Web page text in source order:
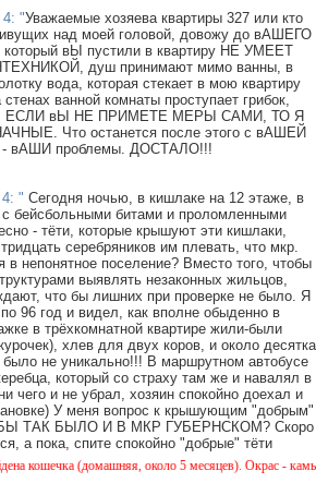
"Уважаемые хозяева квартиры 327 или кто
над моей головой, довожу до вАШЕГО
который вЫ пустили в квартиру НЕ УМЕЕТ
душ принимают мимо ванны, в
вода, которая стекает в мою квартиру
ванной комнаты проступает грибок,
ЕСЛИ вЫ НЕ ПРИМЕТЕ МЕРЫ САМИ, ТО Я
Что останется после этого с вАШЕЙ
- вАШИ проблемы. ДОСТАЛО!!!
" Сегодня ночью, в кишлаке на 12 этаже, в
бейсбольными битами и проломленными
- тёти, которые крышуют эти кишлаки,
серебряников им плевать, что мкр.
в непонятное поселение? Вместо того, чтобы
выявлять незаконных жильцов,
что бы лишних при проверке не было. Я
96 год и видел, как вполне обыденно в
в трёхкомнатной квартире жили-были
хлев для двух коров, и около десятка
не уникально!!! В маршрутном автобусе
который со страху там же и навалял в
чего и не убрал, хозяин спокойно доехал и
У меня вопрос к крышующим "добрым"
ТАК БЫЛО И В МКР ГУБЕРНСКОМ? Скоро
а пока, спите спокойно "добрые" тёти
(домашняя, около 5 месяцев). Окрас -